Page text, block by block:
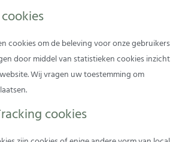
cookies om de beleving voor onze gebruikers
door middel van statistieken cookies inzicht
Wij vragen uw toestemming om
cookies